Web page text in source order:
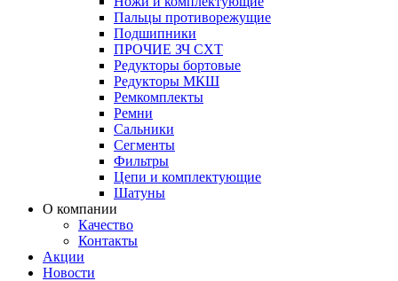
Пальцы противорежущие
Подшипники
ПРОЧИЕ ЗЧ СХТ
Редукторы бортовые
Редукторы МКШ
Ремкомплекты
Ремни
Сальники
Сегменты
Фильтры
Цепи и комплектующие
Шатуны
О компании
Качество
Контакты
Акции
Новости